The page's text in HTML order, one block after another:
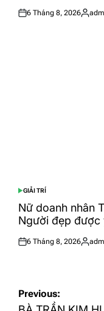
Posted
6 Tháng 8, 2026
Posted
POSTED
IN
GIẢI TRÍ
Nữ doanh nhân
Người đẹp được
Posted
6 Tháng 8, 2026
Posted
Điều
Previous: